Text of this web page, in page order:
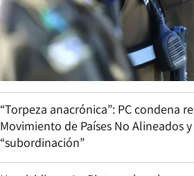
“Torpeza anacrónica”: PC condena
Movimiento de Países No Alineados y
“subordinación”